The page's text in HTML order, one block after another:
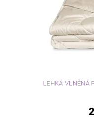
LEHKÁ VLNĚNÁ